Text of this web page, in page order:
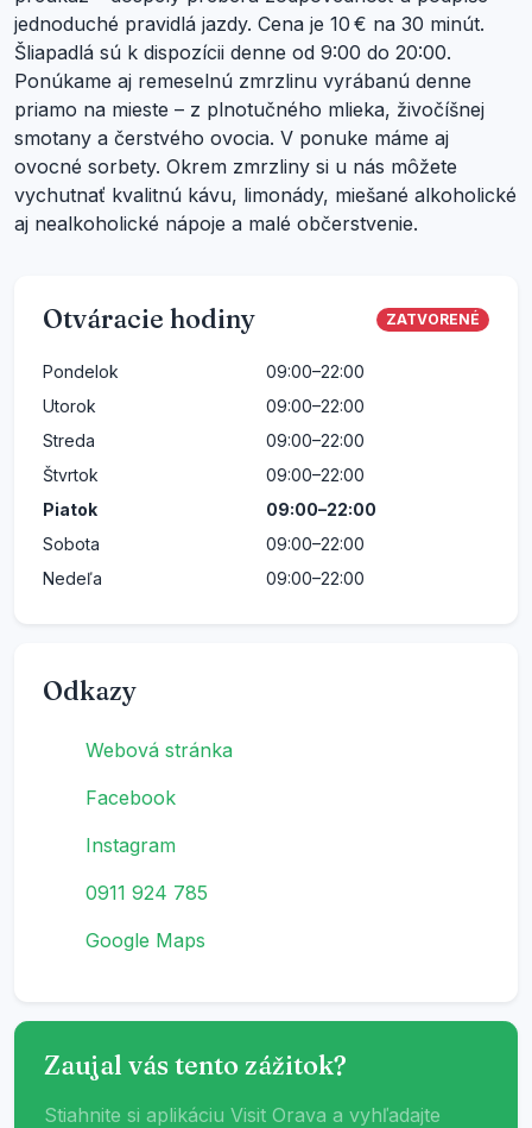
jednoduché pravidlá jazdy. Cena je 10 € na 30 minút.
Šliapadlá sú k dispozícii denne od 9:00 do 20:00.
Ponúkame aj remeselnú zmrzlinu vyrábanú denne
priamo na mieste – z plnotučného mlieka, živočíšnej
smotany a čerstvého ovocia. V ponuke máme aj
ovocné sorbety. Okrem zmrzliny si u nás môžete
vychutnať kvalitnú kávu, limonády, miešané alkoholické
aj nealkoholické nápoje a malé občerstvenie.
Otváracie hodiny ZATVORENÉ
Pondelok
09:00–22:00
Utorok
09:00–22:00
Streda
09:00–22:00
Štvrtok
09:00–22:00
Piatok
09:00–22:00
Sobota
09:00–22:00
Nedeľa
09:00–22:00
Odkazy
Webová stránka
Facebook
Instagram
0911 924 785
Google Maps
Zaujal vás tento zážitok?
Stiahnite si aplikáciu Visit Orava a vyhľadajte